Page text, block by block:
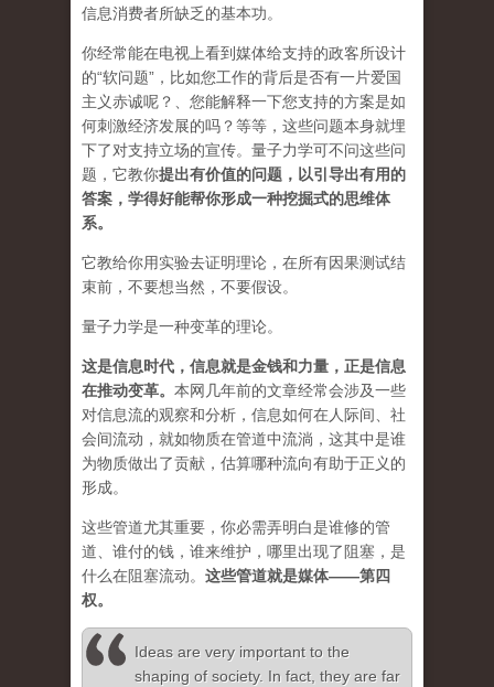
信息消费者所缺乏的基本功。
你经常能在电视上看到媒体给支持的政客所设计
的“软问题”，比如您工作的背后是否有一片爱国
主义赤诚呢？、您能解释一下您支持的方案是如
何刺激经济发展的吗？等等，这些问题本身就埋
下了对支持立场的宣传。量子力学可不问这些问
题，它教你提出有价值的问题，以引导出有用的
答案，学得好能帮你形成一种挖掘式的思维体
系。
它教给你用实验去证明理论，在所有因果测试结
束前，不要想当然，不要假设。
量子力学是一种变革的理论。
这是信息时代，信息就是金钱和力量，正是信息
在推动变革。 本网几年前的文章经常会涉及一些
对信息流的观察和分析，信息如何在人际间、社
会间流动，就如物质在管道中流淌，这其中是谁
为物质做出了贡献，估算哪种流向有助于正义的
形成。
这些管道尤其重要，你必需弄明白是谁修的管
道、谁付的钱，谁来维护，哪里出现了阻塞，是
什么在阻塞流动。 这些管道就是媒体——第四
权。
Ideas are very important to the
shaping of society. In fact, they are far